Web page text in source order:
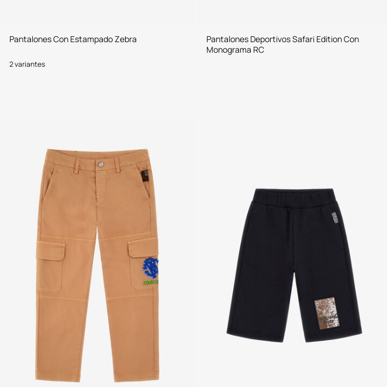
Pantalones Con Estampado Zebra
2 variantes
Pantalones Deportivos Safari Edition Con
Monograma RC